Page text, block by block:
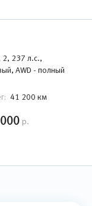
237 л.с.,
AWD - полный
41 200 км
р.